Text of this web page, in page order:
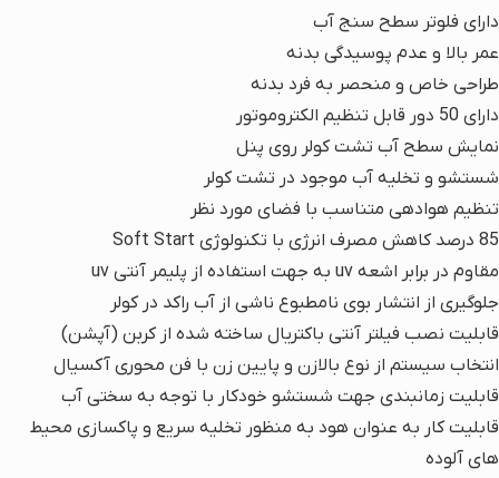
دارای فلوتر سطح سنج آب
عمر بالا و عدم پوسیدگی بدنه
طراحی خاص و منحصر به فرد بدنه
دارای 50 دور قابل تنظیم الکتروموتور
نمایش سطح آب تشت کولر روی پنل
شستشو و تخلیه آب موجود در تشت کولر
تنظیم هوادهی متناسب با فضای مورد نظر
85 درصد کاهش مصرف انرژی با تکنولوژی Soft Start
مقاوم در برابر اشعه uv به جهت استفاده از پلیمر آنتی uv
جلوگیری از انتشار بوی نامطبوع ناشی از آب راکد در کولر
قابلیت نصب فیلتر آنتی باکتریال ساخته شده از کربن (آپشن)
انتخاب سیستم از نوع بالازن و پایین زن با فن محوری آکسیال
قابلیت زمانبندی جهت شستشو خودکار با توجه به سختی آب
قابلیت کار به عنوان هود به منظور تخلیه سریع و پاکسازی محیط
های آلوده